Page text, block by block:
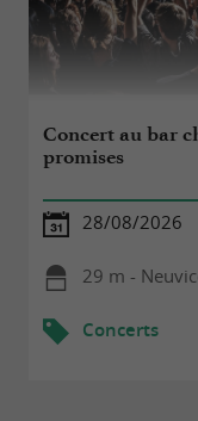
Concert au bar
promises
28/08/2026
29 m -
Concerts